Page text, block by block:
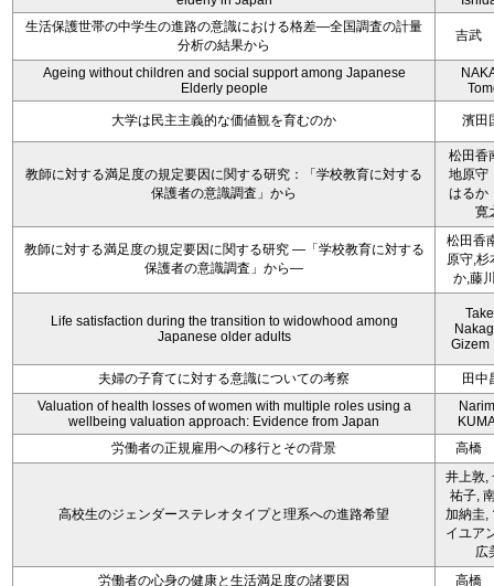
生活保護世帯の中学生の進路の意識における格差―全国調査の計量
分析の結果から
吉武
Ageing without children and social support among Japanese
Elderly people
大学は民主主義的な価値観を育むのか 濱田
教師に対する満足度の規定要因に関する研究：「学校教育に対する
保護者の意識調査」から
松田香
地原守
はるか
寛
教師に対する満足度の規定要因に関する研究 ―「学校教育に対する
保護者の意識調査」から―
松田香
原守,杉
か,藤
Life satisfaction during the transition to widowhood among
Japanese older adults
Gizem
夫婦の子育てに対する意識についての考察
田中
Valuation of health losses of women with multiple roles using a
wellbeing valuation approach: Evidence from Japan
労働者の正規雇用への移行とその背景
高橋
高校生のジェンダーステレオタイプと理系への進路希望
井上敦,
祐子,
加納圭,
イユア
広
労働者の心身の健康と生活満足度の諸要因
高橋